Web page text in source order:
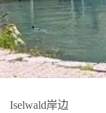
Iselwald岸边